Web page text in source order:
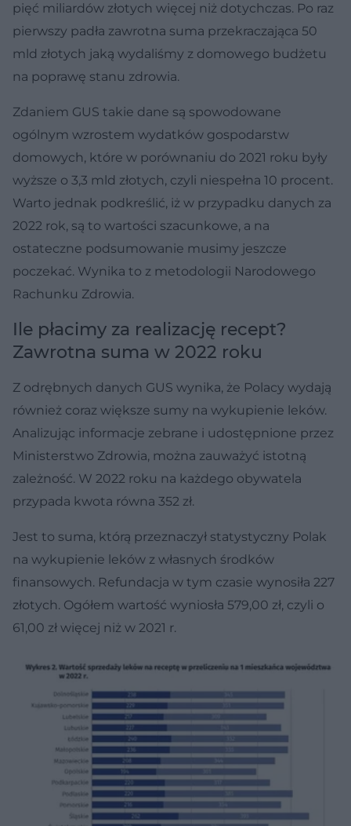
pięć miliardów złotych więcej niż dotychczas. Po raz
pierwszy padła zawrotna suma przekraczająca 50
mld złotych jaką wydaliśmy z domowego budżetu
na poprawę stanu zdrowia.
Zdaniem GUS takie dane są spowodowane
ogólnym wzrostem wydatków gospodarstw
domowych, które w porównaniu do 2021 roku były
wyższe o 3,3 mld złotych, czyli niespełna 10 procent.
Warto jednak podkreślić, iż w przypadku danych za
2022 rok, są to wartości szacunkowe, a na
ostateczne podsumowanie musimy jeszcze
poczekać. Wynika to z metodologii Narodowego
Rachunku Zdrowia.
Ile płacimy za realizację recept?
Zawrotna suma w 2022 roku
Z odrębnych danych GUS wynika, że Polacy wydają
również coraz większe sumy na wykupienie leków.
Analizując informacje zebrane i udostępnione przez
Ministerstwo Zdrowia, można zauważyć istotną
zależność. W 2022 roku na każdego obywatela
przypada kwota równa 352 zł.
Jest to suma, którą przeznaczył statystyczny Polak
na wykupienie leków z własnych środków
finansowych. Refundacja w tym czasie wynosiła 227
złotych. Ogółem wartość wyniosła 579,00 zł, czyli o
61,00 zł więcej niż w 2021 r.